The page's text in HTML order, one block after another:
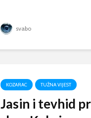
svabo
KOZARAC TUŽNA VIJEST
Jasin i tevhid